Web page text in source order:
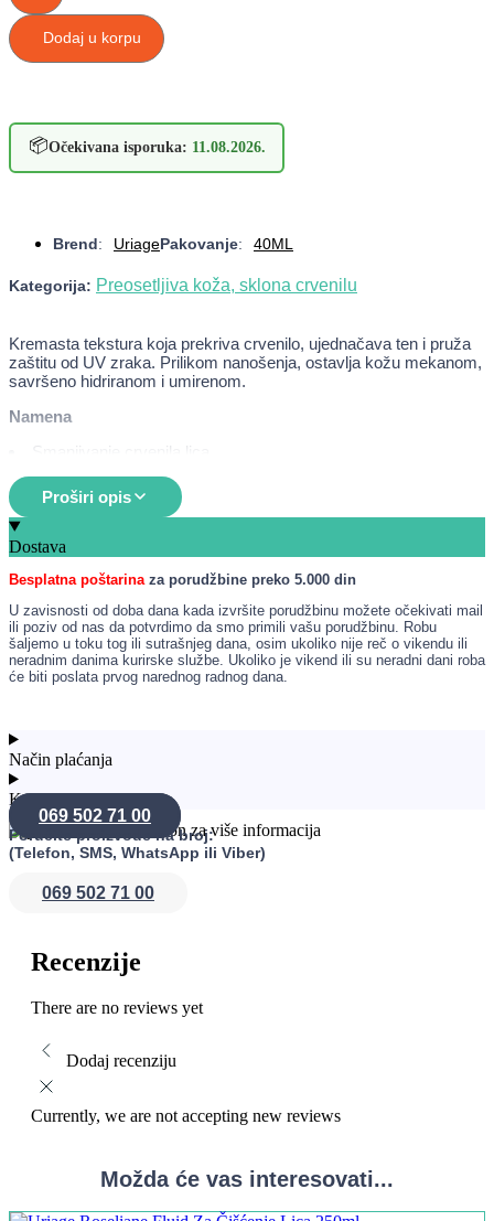
Dodaj u korpu
📦Očekivana isporuka: 11.08.2026.
Brend: UriagePakovanje: 40ML
Kategorija: Preosetljiva koža, sklona crvenilu
Kremasta tekstura koja prekriva crvenilo, ujednačava ten i pruža
zaštitu od UV zraka. Prilikom nanošenja, ostavlja kožu mekanom,
savršeno hidriranom i umirenom.
Namena
Smanjivanje crvenila lica
Kako se koristi
Naneti svakodnevno na očišćeno lice, samostalno ili nakon
odgovarajuće nege.
Proširi opis
Dostava
Besplatna poštarina za porudžbine preko 5.000 din
U zavisnosti od doba dana kada izvršite porudžbinu možete očekivati mail
ili poziv od nas da potvrdimo da smo primili vašu porudžbinu. Robu
šaljemo u toku tog ili sutrašnjeg dana, osim ukoliko nije reč o vikendu ili
neradnim danima kurirske službe. Ukoliko je vikend ili su neradni dani roba
će biti poslata prvog narednog radnog dana.
Način plaćanja
Konsultacije
069 502 71 00
Poručite proizvode na broj:
(Telefon, SMS, WhatsApp ili Viber)
069 502 71 00
Recenzije
There are no reviews yet
Dodaj recenziju
Currently, we are not accepting new reviews
Možda će vas interesovati...